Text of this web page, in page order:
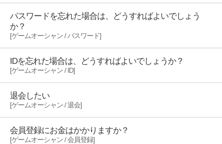
パスワードを忘れた場合は、どうすればよいでしょう
か？
[ゲームオーシャン / パスワード]
IDを忘れた場合は、どうすればよいでしょうか？
[ゲームオーシャン / ID]
退会したい
[ゲームオーシャン / 退会]
会員登録にお金はかかりますか？
[ゲームオーシャン / 会員登録]